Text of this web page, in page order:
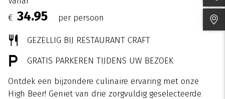
€ 34.95 per persoon
GEZELLIG BIJ RESTAURANT CRAFT
GRATIS PARKEREN TIJDENS UW BEZOEK
Ontdek een bijzondere culinaire ervaring met onze
High Beer! Geniet van drie zorgvuldig geselecteerde